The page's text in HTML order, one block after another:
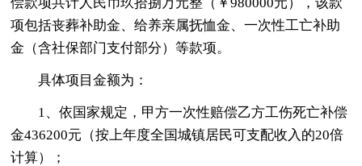
项包括丧葬补助金、给养亲属抚恤金、一次性工亡补助
金（含社保部门支付部分）等款项。
具体项目金额为：
1、依国家规定，甲方一次性赔偿乙方工伤死亡补偿
金436200元（按上年度全国城镇居民可支配收入的20倍
计算）；